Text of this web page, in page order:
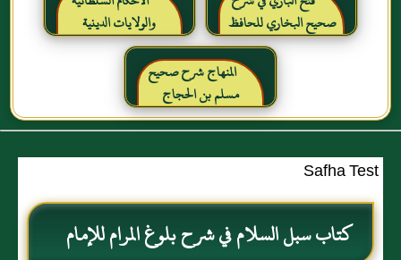
صحيح البخاري للحافظ
ابن حجر العسقلاني
والولايات الدينية
المنهاج شرح صحيح
مسلم بن الحجاج
Safha Test
كتاب سبل السلام في شرح بلوغ المرام للإمام